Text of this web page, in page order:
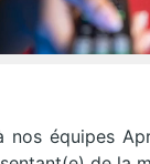
équipes